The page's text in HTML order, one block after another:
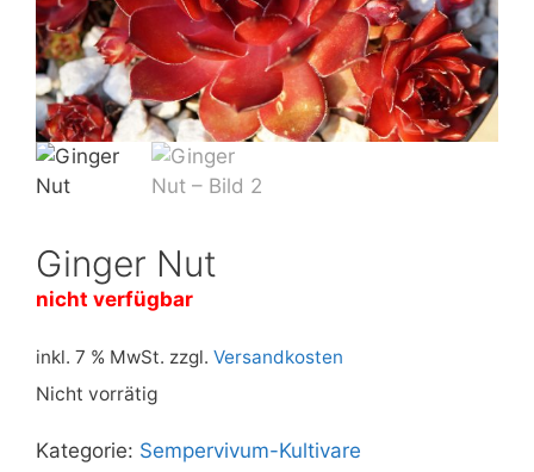
Ginger Nut
nicht verfügbar
inkl. 7 % MwSt. zzgl. Versandkosten
Nicht vorrätig
Kategorie: Sempervivum-Kultivare